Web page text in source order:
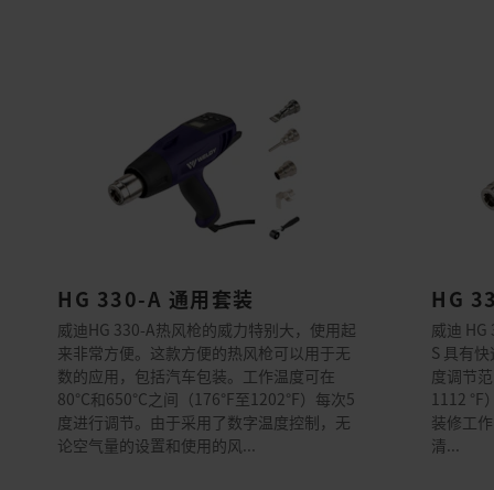
HG 330-A 通用套装
威迪HG 330-A热风枪的威力特别大，使用起
来非常方便。这款方便的热风枪可以用于无
数的应用，包括汽车包装。工作温度可在
80°C和650°C之间（176°F至1202°F）每次5
度进行调节。由于采用了数字温度控制，无
论空气量的设置和使用的风...
HG
威迪
S 具有
度调节
1112 °F
装修工
清...